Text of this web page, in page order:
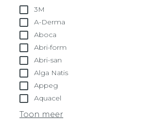
3M
A-Derma
Aboca
Abri-form
Abri-san
Alga Natis
Appeg
Aquacel
Toon meer